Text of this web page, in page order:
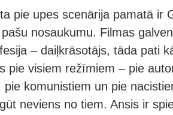
pie upes scenārija pamatā ir
nosaukumu. Filmas
– daiļkrāsotājs, tāda pati
pie visiem režīmiem – pie
komunistiem un pie
neviens no tiem. Ansis ir